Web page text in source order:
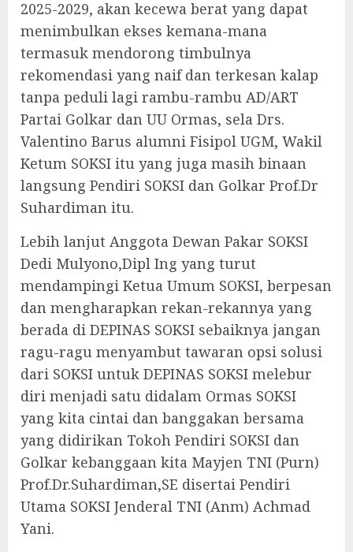
2025-2029, akan kecewa berat yang dapat
menimbulkan ekses kemana-mana
termasuk mendorong timbulnya
rekomendasi yang naif dan terkesan kalap
tanpa peduli lagi rambu-rambu AD/ART
Partai Golkar dan UU Ormas, sela Drs.
Valentino Barus alumni Fisipol UGM, Wakil
Ketum SOKSI itu yang juga masih binaan
langsung Pendiri SOKSI dan Golkar Prof.Dr
Suhardiman itu.
Lebih lanjut Anggota Dewan Pakar SOKSI
Dedi Mulyono,Dipl Ing yang turut
mendampingi Ketua Umum SOKSI, berpesan
dan mengharapkan rekan-rekannya yang
berada di DEPINAS SOKSI sebaiknya jangan
ragu-ragu menyambut tawaran opsi solusi
dari SOKSI untuk DEPINAS SOKSI melebur
diri menjadi satu didalam Ormas SOKSI
yang kita cintai dan banggakan bersama
yang didirikan Tokoh Pendiri SOKSI dan
Golkar kebanggaan kita Mayjen TNI (Purn)
Prof.Dr.Suhardiman,SE disertai Pendiri
Utama SOKSI Jenderal TNI (Anm) Achmad
Yani.